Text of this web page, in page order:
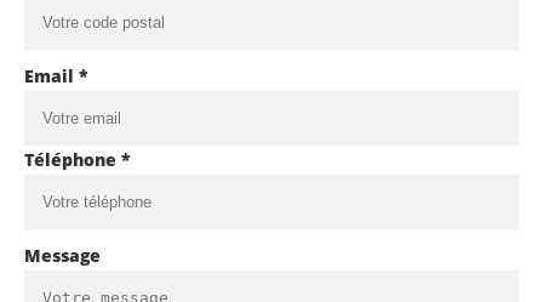
Email *
Téléphone *
Message